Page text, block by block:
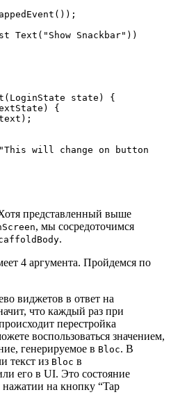
const Text("Show Snackbar"))
state) {
{
представленный выше
, мы сосредоточимся
.
4 аргумента. Пройдемся по
виджетов в ответ на
что каждый раз при
перестройка
воспользоваться значением,
генерируемое в Bloc. В
текст из Bloc в
его в UI. Это состояние
нажатии на кнопку “Tap